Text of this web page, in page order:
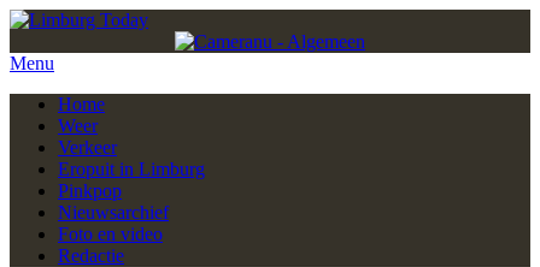
Menu
Home
Weer
Verkeer
Eropuit in Limburg
Pinkpop
Nieuwsarchief
Foto en video
Redactie